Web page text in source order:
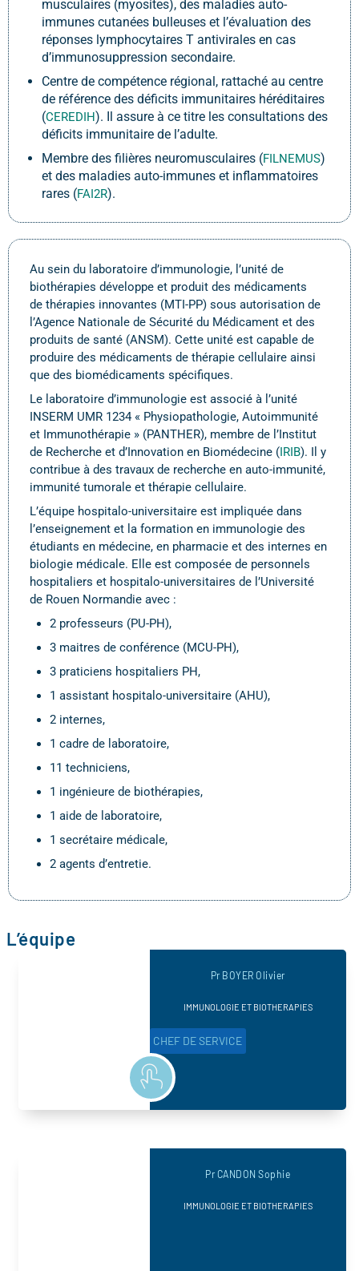
musculaires (myosites), des maladies auto-
immunes cutanées bulleuses et l’évaluation des
réponses lymphocytaires T antivirales en cas
d’immunosuppression secondaire.
Centre de compétence régional, rattaché au centre
de référence des déficits immunitaires héréditaires
(CEREDIH). Il assure à ce titre les consultations des
déficits immunitaire de l’adulte.
Membre des filières neuromusculaires (FILNEMUS)
et des maladies auto-immunes et inflammatoires
rares (FAI2R).
Au sein du laboratoire d’immunologie, l’unité de
biothérapies développe et produit des médicaments
de thérapies innovantes (MTI-PP) sous autorisation de
l’Agence Nationale de Sécurité du Médicament et des
produits de santé (ANSM). Cette unité est capable de
produire des médicaments de thérapie cellulaire ainsi
que des biomédicaments spécifiques.
Le laboratoire d’immunologie est associé à l’unité
INSERM UMR 1234 « Physiopathologie, Autoimmunité
et Immunothérapie » (PANTHER), membre de l’Institut
de Recherche et d’Innovation en Biomédecine (IRIB). Il y
contribue à des travaux de recherche en auto-immunité,
immunité tumorale et thérapie cellulaire.
L’équipe hospitalo-universitaire est impliquée dans
l’enseignement et la formation en immunologie des
étudiants en médecine, en pharmacie et des internes en
biologie médicale. Elle est composée de personnels
hospitaliers et hospitalo-universitaires de l’Université
de Rouen Normandie avec :
2 professeurs (PU-PH),
3 maitres de conférence (MCU-PH),
3 praticiens hospitaliers PH,
1 assistant hospitalo-universitaire (AHU),
2 internes,
1 cadre de laboratoire,
11 techniciens,
1 ingénieure de biothérapies,
1 aide de laboratoire,
1 secrétaire médicale,
2 agents d’entretie.
L’équipe
Pr BOYER Olivier
IMMUNOLOGIE ET BIOTHERAPIES
CHEF DE SERVICE
Pr CANDON Sophie
IMMUNOLOGIE ET BIOTHERAPIES